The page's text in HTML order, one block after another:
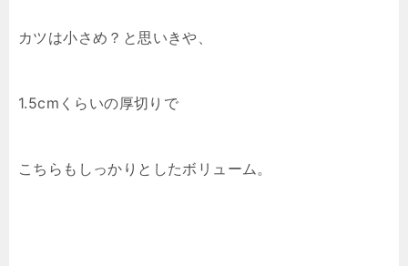
カツは小さめ？と思いきや、
1.5cmくらいの厚切りで
こちらもしっかりとしたボリューム。